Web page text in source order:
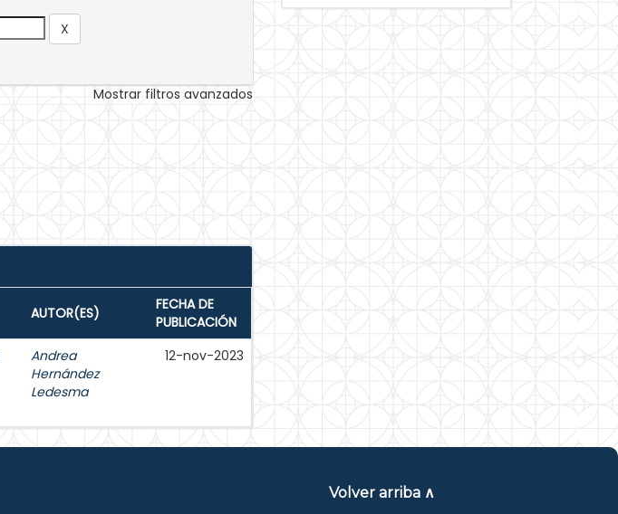
Mostrar filtros avanzados
AUTOR(ES)
FECHA DE
PUBLICACIÓN
Andrea
Hernández
Ledesma
12-nov-2023
Volver arriba ∧